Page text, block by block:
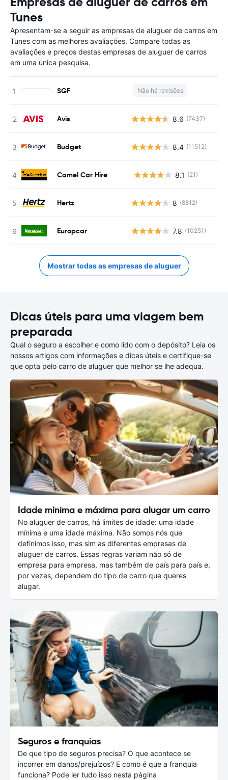
Tunes
Apresentam-se a seguir as empresas de aluguer de carros em
Tunes com as melhores avaliações. Compare todas as
avaliações e preços destas empresas de aluguer de carros
em uma única pesquisa.
SGF Não há revisões
Avis 8.6 (7437)
Budget 8.4 (11512)
Camel Car Hire 8.1 (21)
Hertz 8 (8812)
Europcar 7.8 (10251)
Mostrar todas as empresas de aluguer
Dicas úteis para uma viagem bem
preparada
Qual o seguro a escolher e como lido com o depósito? Leia os
nossos artigos com informações e dicas úteis e certifique-se
que opta pelo carro de aluguer que melhor se lhe adequa.
Idade mínima e máxima para alugar um carro
No aluguer de carros, há limites de idade: uma idade
mínima e uma idade máxima. Não somos nós que
definimos isso, mas sim as diferentes empresas de
aluguer de carros. Essas regras variam não só de
empresa para empresa, mas também de país para país e,
por vezes, dependem do tipo de carro que queres
alugar.
Seguros e franquias
De que tipo de seguros precisa? O que acontece se
incorrer em danos/prejuízos? E como é que a franquia
funciona? Pode ler tudo isso nesta página